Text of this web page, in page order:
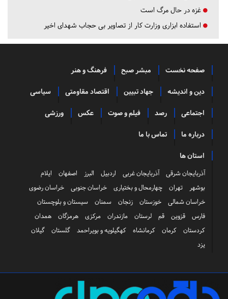
غزه در حال مرگ است
استفاده ابزاری وزارت کار از تصاویر بی حجاب شهدای اخیر
صفحه نخست مبشر صبح فرهنگ و هنر
دین و اندیشه جهاد تبیین اقتصاد مقاومتی سیاسی
اجتماعی رصد فیلم و صوت عکس ورزشی
درباره ما تماس با ما
استان ها
آذربایجان شرقی آذربایجان غربی اردبیل البرز اصفهان
ایلام
بوشهر
تهران چهارمحال و بختیاری خراسان جنوبی
خراسان رضوی
خراسان شمالی
خوزستان زنجان سمنان
سیستان و بلوچستان
فارس
قزوین قم لرستان مازندران مرکزی هرمزگان
همدان
کردستان
کرمان کرمانشاه کهگیلویه و بویراحمد گلستان
گیلان
یزد